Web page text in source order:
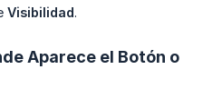
Visibilidad.
Aparece el Botón o